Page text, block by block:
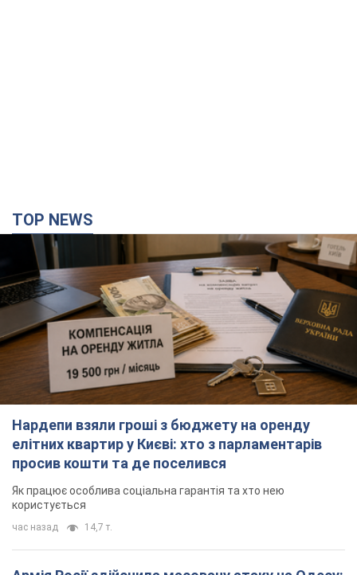
TOP NEWS
Нардепи взяли гроші з бюджету на оренду
елітних квартир у Києві: хто з парламентарів
просив кошти та де поселився
Як працює особлива соціальна гарантія та хто нею
користується
час назад 14,7 т.